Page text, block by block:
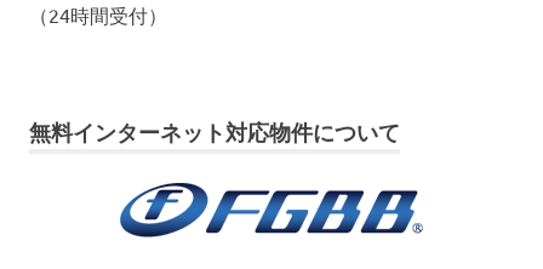
（24時間受付）
無料インターネット対応物件について